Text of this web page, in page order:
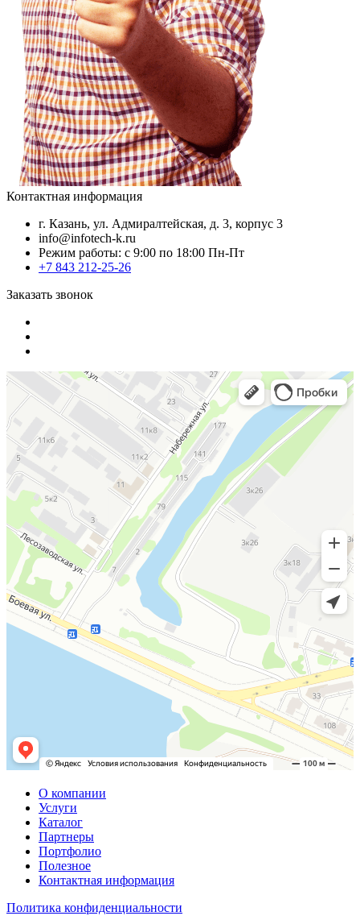
Контактная информация
г. Казань, ул. Адмиралтейская, д. 3, корпус 3
info@infotech-k.ru
Режим работы: с 9:00 по 18:00 Пн-Пт
+7 843 212-25-26
Заказать звонок
О компании
Услуги
Каталог
Партнеры
Портфолио
Полезное
Контактная информация
Политика конфиденциальности